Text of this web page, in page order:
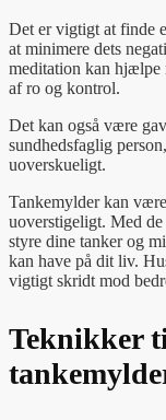
Det er vigtigt at finde
at minimere dets
meditation kan hjælpe
af ro og kontrol.
Det kan også være
sundhedsfaglig
uoverskueligt.
Tankemylder kan
uoverstigeligt. Med
styre dine tanker og
kan have på dit liv.
vigtigt skridt mod
Teknikker